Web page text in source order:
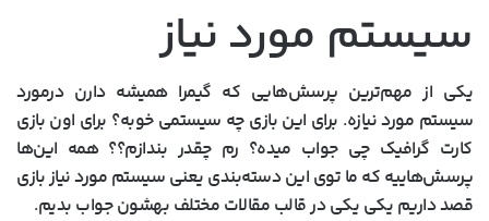
سیستم مورد نیاز
یکی از مهم‌ترین پرسش‌هایی که گیمرا همیشه دارن درمورد
سیستم مورد نیازه. برای این بازی چه سیستمی خوبه؟ برای اون بازی
کارت گرافیک چی جواب میده؟ رم چقدر بندازم؟؟ همه این‌ها
پرسش‌هاییه که ما توی این دسته‌بندی یعنی سیستم مورد نیاز بازی
قصد داریم یکی یکی در قالب مقالات مختلف بهشون جواب بدیم.